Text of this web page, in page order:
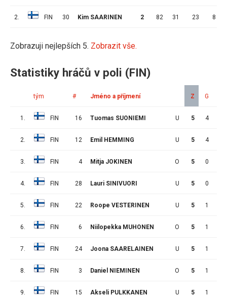
2. FIN 30 Kim SAARINEN 2 82 31 23 8
Zobrazuji nejlepších 5. Zobrazit vše.
Statistiky hráčů v poli (FIN)
tým # Jméno a příjmení Z G
1. FIN 16 Tuomas SUONIEMI U 5 4
2. FIN 12 Emil HEMMING U 5 4
3. FIN 4 Mitja JOKINEN O 5 0
4. FIN 28 Lauri SINIVUORI U 5 0
5. FIN 22 Roope VESTERINEN U 5 1
6. FIN 6 Niilopekka MUHONEN O 5 1
7. FIN 24 Joona SAARELAINEN U 5 1
8. FIN 3 Daniel NIEMINEN O 5 1
9. FIN 15 Akseli PULKKANEN U 5 1